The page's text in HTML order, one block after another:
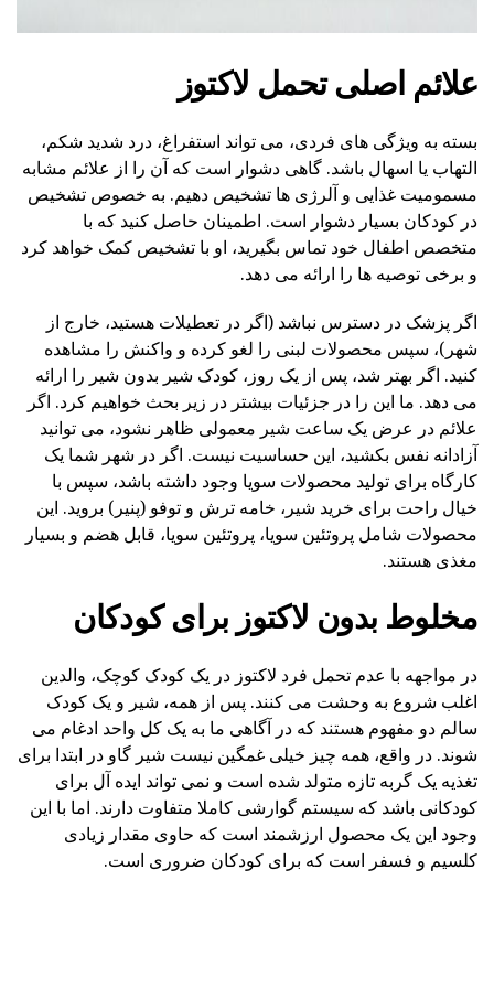
علائم اصلی تحمل لاکتوز
بسته به ویژگی های فردی، می تواند استفراغ، درد شدید شکم،
التهاب یا اسهال باشد. گاهی دشوار است که آن را از علائم مشابه
مسمومیت غذایی و آلرژی ها تشخیص دهیم. به خصوص تشخیص
در کودکان بسیار دشوار است. اطمینان حاصل کنید که با
متخصص اطفال خود تماس بگیرید، او با تشخیص کمک خواهد کرد
و برخی توصیه ها را ارائه می دهد.
اگر پزشک در دسترس نباشد (اگر در تعطیلات هستید، خارج از
شهر)، سپس محصولات لبنی را لغو کرده و واکنش را مشاهده
کنید. اگر بهتر شد، پس از یک روز، کودک شیر بدون شیر را ارائه
می دهد. ما این را در جزئیات بیشتر در زیر بحث خواهیم کرد. اگر
علائم در عرض یک ساعت شیر معمولی ظاهر نشود، می توانید
آزادانه نفس بکشید، این حساسیت نیست. اگر در شهر شما یک
کارگاه برای تولید محصولات سویا وجود داشته باشد، سپس با
خیال راحت برای خرید شیر، خامه ترش و توفو (پنیر) بروید. این
محصولات شامل پروتئین سویا، پروتئین سویا، قابل هضم و بسیار
مغذی هستند.
مخلوط بدون لاکتوز برای کودکان
در مواجهه با عدم تحمل فرد لاکتوز در یک کودک کوچک، والدین
اغلب شروع به وحشت می کنند. پس از همه، شیر و یک کودک
سالم دو مفهوم هستند که در آگاهی ما به یک کل واحد ادغام می
شوند. در واقع، همه چیز خیلی غمگین نیست شیر گاو در ابتدا برای
تغذیه یک گربه تازه متولد شده است و نمی تواند ایده آل برای
کودکانی باشد که سیستم گوارشی کاملا متفاوت دارند. اما با این
وجود این یک محصول ارزشمند است که حاوی مقدار زیادی
کلسیم و فسفر است که برای کودکان ضروری است.